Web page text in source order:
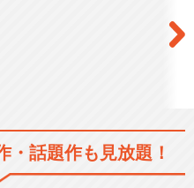
・話題作も見放題！